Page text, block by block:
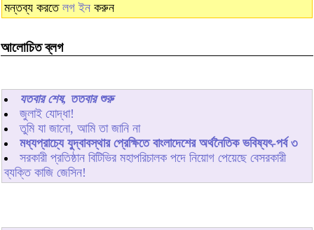
মন্তব্য করতে লগ ইন করুন
আলোচিত ব্লগ
যতবার শেষ, ততবার শুরু
জুলাই যোদ্ধা!
তুমি যা জানো, আমি তা জানি না
মধ্যপ্রাচ্যে যুদ্বাবস্থার প্রেক্ষিতে বাংলাদেশের অর্থনৈতিক ভবিষ্যৎ-পর্ব ৩
সরকারী প্রতিষ্ঠান বিটিভির মহাপরিচালক পদে নিয়োগ পেয়েছে বেসরকারী
ব্যক্তি কাজি জেসিন!